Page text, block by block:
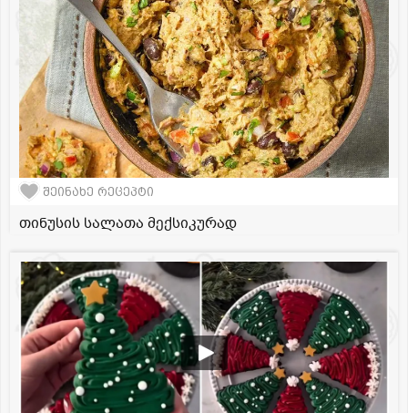
შეინახე რეცეპტი
თინუსის სალათა მექსიკურად